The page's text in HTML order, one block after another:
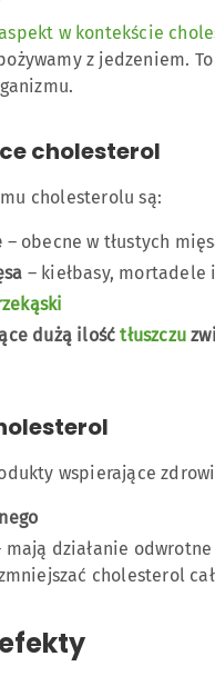
w kontekście
z jedzeniem.
cholesterol
cholesterolu są:
– obecne w tłustych
– kiełbasy,
dużą ilośćtłuszczu
wspierające
mają działanie
cholesterol